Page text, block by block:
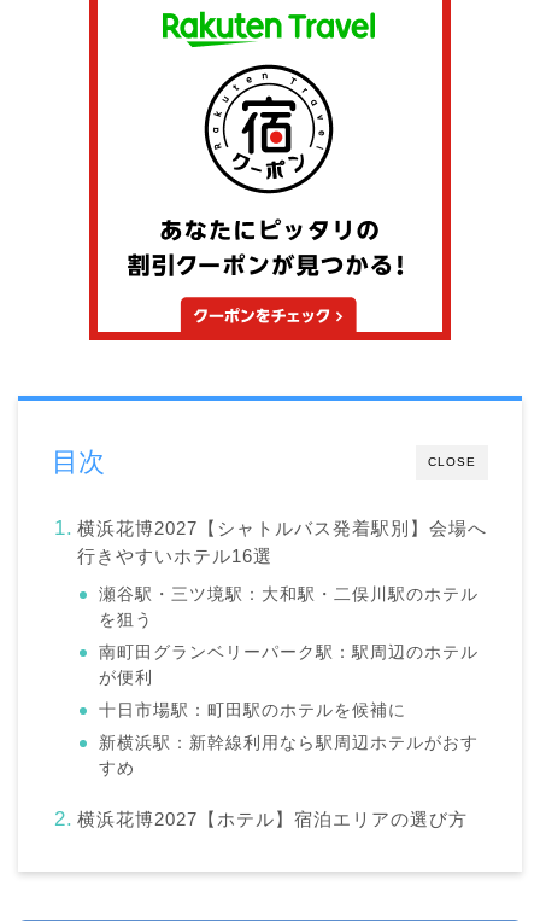
CLOSE
目次
横浜花博2027【シャトルバス発着駅別】会場へ
行きやすいホテル16選
瀬谷駅・三ツ境駅：大和駅・二俣川駅のホテル
を狙う
南町田グランベリーパーク駅：駅周辺のホテル
が便利
十日市場駅：町田駅のホテルを候補に
新横浜駅：新幹線利用なら駅周辺ホテルがおす
すめ
横浜花博2027【ホテル】宿泊エリアの選び方